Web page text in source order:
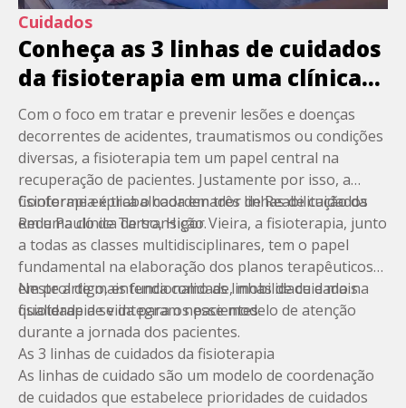
Cuidados
Conheça as 3 linhas de cuidados
da fisioterapia em uma clínica
de transição
Com o foco em tratar e prevenir lesões e doenças
decorrentes de acidentes, traumatismos ou condições
diversas, a fisioterapia tem um papel central na
recuperação de pacientes. Justamente por isso, a
fisioterapia é trabalhada em três linhas de cuidados
em uma clínica de transição.
Conforme explica o coordenador de Reabilitação da
Rede Paulo de Tarso, Higor Vieira, a fisioterapia, junto
a todas as classes multidisciplinares, tem o papel
fundamental na elaboração dos planos terapêuticos
em prol de mais funcionalidade, mobilidade e mais
qualidade de vida para os pacientes.
Neste artigo, entenda como as linhas de cuidado na
fisioterapia se integram nesse modelo de atenção
durante a jornada dos pacientes.
As 3 linhas de cuidados da fisioterapia
As linhas de cuidado são um modelo de coordenação
de cuidados que estabelece prioridades de cuidados